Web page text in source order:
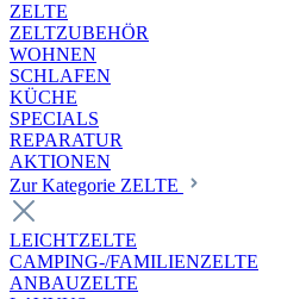
ZELTE
ZELTZUBEHÖR
WOHNEN
SCHLAFEN
KÜCHE
SPECIALS
REPARATUR
AKTIONEN
Zur Kategorie ZELTE
LEICHTZELTE
CAMPING-/FAMILIENZELTE
ANBAUZELTE